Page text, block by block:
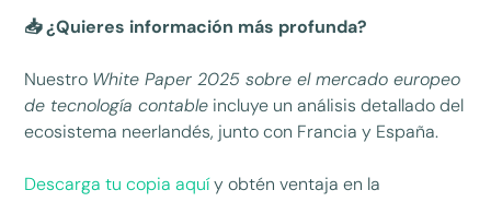
📥 ¿Quieres información más profunda?
Nuestro White Paper 2025 sobre el mercado europeo
de tecnología contable incluye un análisis detallado del
ecosistema neerlandés, junto con Francia y España.
Descarga tu copia aquíy obtén ventaja en la